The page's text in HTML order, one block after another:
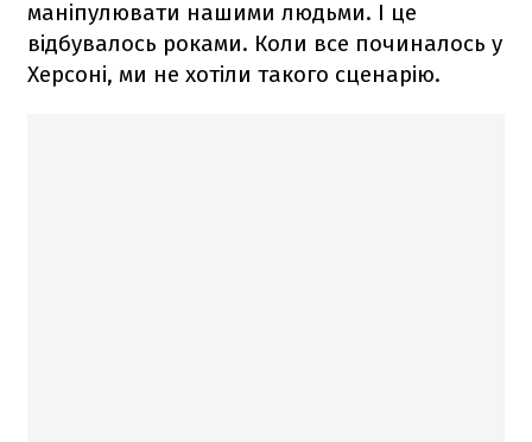
маніпулювати нашими людьми. І це
відбувалось роками. Коли все починалось у
Херсоні, ми не хотіли такого сценарію.